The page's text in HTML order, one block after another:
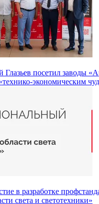
Глазьев посетил заводы
экономическим
в разработке
света и светотехники»